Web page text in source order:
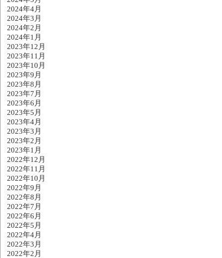
2024年4月
2024年3月
2024年2月
2024年1月
2023年12月
2023年11月
2023年10月
2023年9月
2023年8月
2023年7月
2023年6月
2023年5月
2023年4月
2023年3月
2023年2月
2023年1月
2022年12月
2022年11月
2022年10月
2022年9月
2022年8月
2022年7月
2022年6月
2022年5月
2022年4月
2022年3月
2022年2月